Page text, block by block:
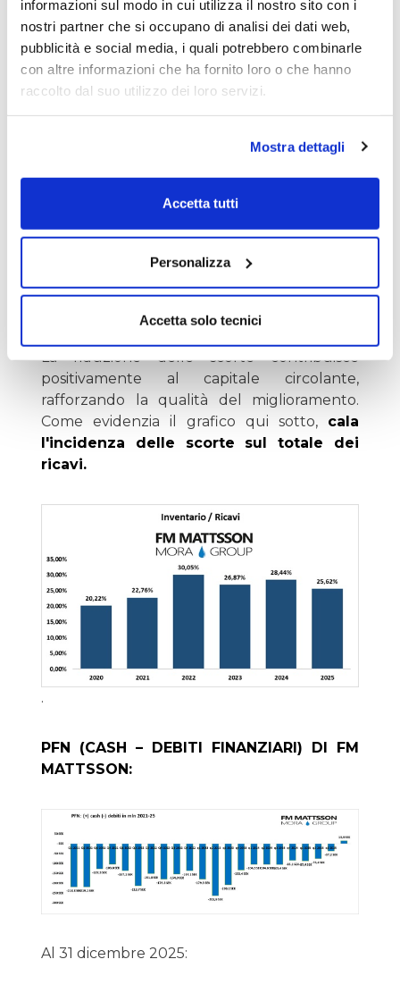
informazioni sul modo in cui utilizza il nostro sito con i
nostri partner che si occupano di analisi dei dati web,
pubblicità e social media, i quali potrebbero combinarle
con altre informazioni che ha fornito loro o che hanno
raccolto dal suo utilizzo dei loro servizi.
Mostra dettagli
Accetta tutti
Personalizza
Accetta solo tecnici
- Cash flow operativo: 255,0 MSEK(238,4
MSEK nel 2024)
- Cash flow after investing: 216,8 MSEK
(188,2 MSEK nel 2024)
La riduzione delle scorte contribuisce
positivamente al capitale circolante,
rafforzando la qualità del miglioramento.
Come evidenzia il grafico qui sotto, cala
l'incidenza delle scorte sul totale dei
ricavi.
.
PFN (CASH – DEBITI FINANZIARI) DI FM
MATTSSON:
Al 31 dicembre 2025: